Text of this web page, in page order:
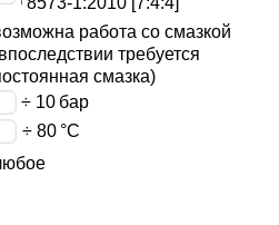
работа со смазкой
требуется
смазка)
1.5 ÷ 10 бар
-20 ÷ 80 °C